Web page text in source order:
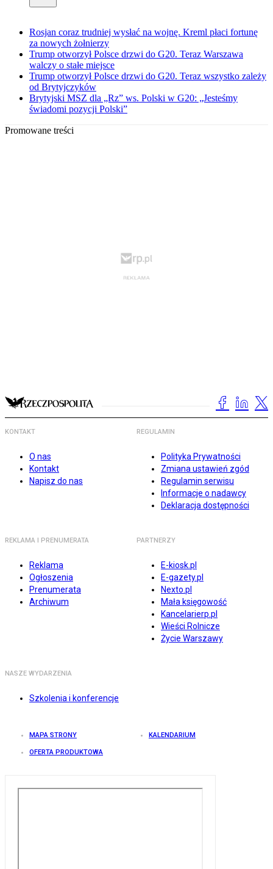
Rosjan coraz trudniej wysłać na wojnę. Kreml płaci fortunę
za nowych żołnierzy
Trump otworzył Polsce drzwi do G20. Teraz Warszawa
walczy o stałe miejsce
Trump otworzył Polsce drzwi do G20. Teraz wszystko zależy
od Brytyjczyków
Brytyjski MSZ dla „Rz” ws. Polski w G20: „Jesteśmy
świadomi pozycji Polski”
Promowane treści
KONTAKT
O nas
Kontakt
Napisz do nas
REGULAMIN
Polityka Prywatności
Zmiana ustawień zgód
Regulamin serwisu
Informacje o nadawcy
Deklaracja dostępności
REKLAMA I PRENUMERATA
Reklama
Ogłoszenia
Prenumerata
Archiwum
PARTNERZY
E-kiosk.pl
E-gazety.pl
Nexto.pl
Mała księgowość
Kancelarierp.pl
Wieści Rolnicze
Życie Warszawy
NASZE WYDARZENIA
Szkolenia i konferencje
MAPA STRONY KALENDARIUM
OFERTA PRODUKTOWA